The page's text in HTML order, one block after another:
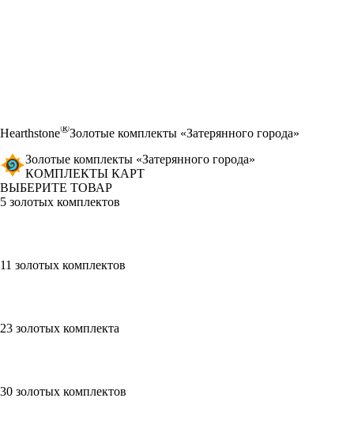
Hearthstone®Золотые комплекты «Затерянного города»
Золотые комплекты «Затерянного города»
КОМПЛЕКТЫ КАРТ
ВЫБЕРИТЕ ТОВАР
5 золотых комплектов
11 золотых комплектов
23 золотых комплекта
30 золотых комплектов